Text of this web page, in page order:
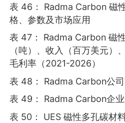
表 46： Radma Carbon 磁
格、参数及市场应用
表 47： Radma Carbon 磁
（吨）、收入（百万美元）
毛利率（2021-2026）
表 48： Radma Carbon公
表 49： Radma Carbon企
表 50： UES 磁性多孔碳材